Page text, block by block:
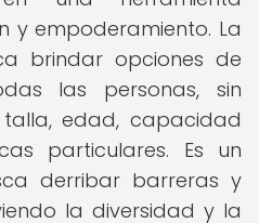
y empoderamiento. La
brindar opciones de
las personas, sin
edad, capacidad
particulares. Es un
derribar barreras y
la diversidad y la